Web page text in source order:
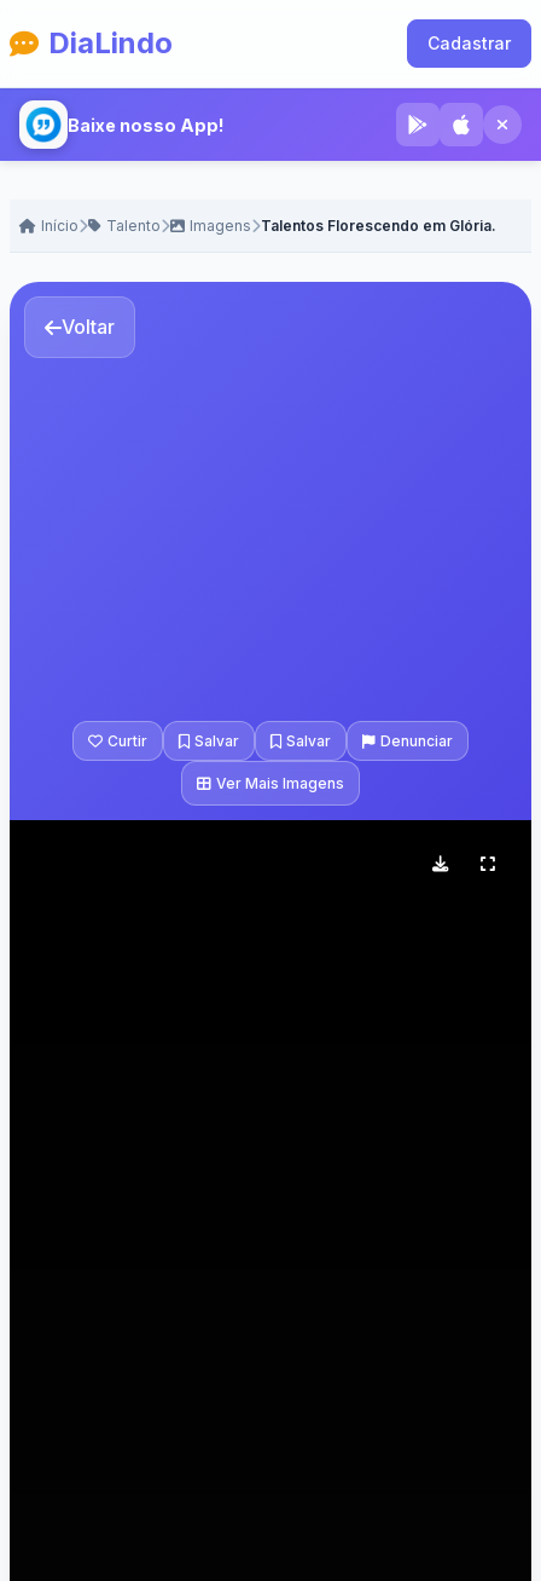
DiaLindo Cadastrar
Baixe nosso App!
Início Talento Imagens Talentos Florescendo em Glória.
Voltar
Curtir Salvar Salvar Denunciar
Ver Mais Imagens